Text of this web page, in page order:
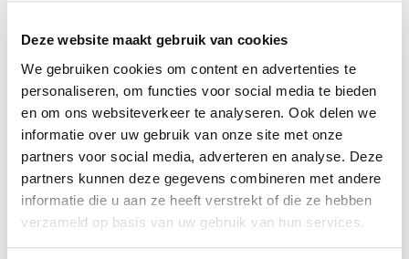
Deze website maakt gebruik van cookies
We gebruiken cookies om content en advertenties te
personaliseren, om functies voor social media te bieden
en om ons websiteverkeer te analyseren. Ook delen we
informatie over uw gebruik van onze site met onze
partners voor social media, adverteren en analyse. Deze
partners kunnen deze gegevens combineren met andere
informatie die u aan ze heeft verstrekt of die ze hebben
verzameld op basis van uw gebruik van hun services.
Productbeschrijving
Het aanbod van Van horen zeggen biedt je veel flexibiliteit
tijdens je les. Wil je aandacht besteden aan de Bijbel in de
onderbouw of een combinatie van Bijbelse verhalen met
andere wereldreligies en levensbesc...
Lees meer